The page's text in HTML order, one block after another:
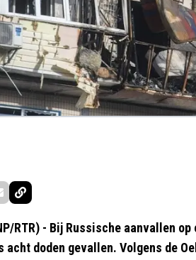
RTR) - Bij Russische aanvallen
acht doden gevallen. Volgens de